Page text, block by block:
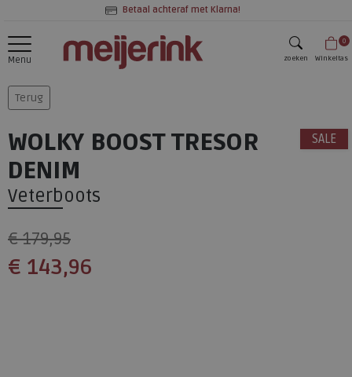
Betaal achteraf met Klarna!
Menu zoeken
0
Winkeltas
Terug
SALE
WOLKY BOOST TRESOR
DENIM
Veterboots
€ 179,95
€ 143,96